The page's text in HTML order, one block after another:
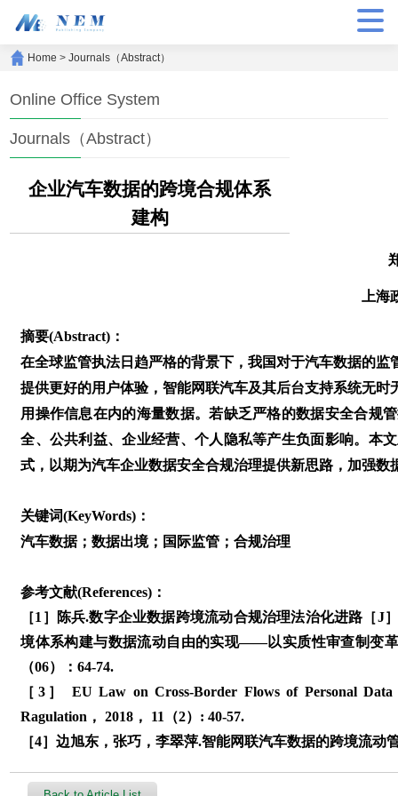
Home >Journals（Abstract）
Online Office System
Journals（Abstract）
企业汽车数据的跨境合规体系
建构
上海
摘要(Abstract)：
在全球监管执法日趋严格的背景下，我国对于汽车数据的
提供更好的用户体验，智能网联汽车及其后台支持系统无
用操作信息在内的海量数据。若缺乏严格的数据安全合规
全、公共利益、企业经营、个人隐私等产生负面影响。本
式，以期为汽车企业数据安全合规治理提供新思路，加强
关键词(KeyWords)：
汽车数据；数据出境；国际监管；合规治理
参考文献(References)：
［1］陈兵.数字企业数据跨境流动合规治理法治化进路［J
境体系构建与数据流动自由的实现——以实质性审查制变
（06）：64-74.
［3］ EU Law on Cross-Border Flows of Personal
Ragulation， 2018， 11（2）: 40-57.
［4］边旭东，张巧，李翠萍.智能网联汽车数据的跨境流动